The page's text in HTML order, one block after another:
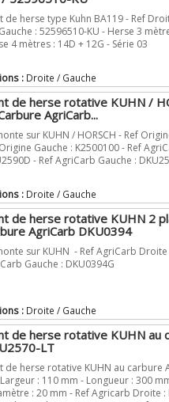
de herse type Kuhn BA119 - Ref
: 52596510-KU - Herse 3
4 mètres : 14D + 12G - Série 03
: Droite / Gauche
de herse rotative KUHN /
AgriCarb...
sur KUHN / HORSCH - Ref
Gauche : K2500100 - Ref
- Ref AgriCarb Gauche :
: Droite / Gauche
de herse rotative KUHN 2
AgriCarb DKU0394
sur KUHN - Ref AgriCarb Droite
Gauche : DKU0394G
: Droite / Gauche
de herse rotative KUHN au
LT
de herse rotative KUHN au carbure
Largeur : 110 mm - Longueur : 300
: 20 mm - Ref Agricarb Droite :